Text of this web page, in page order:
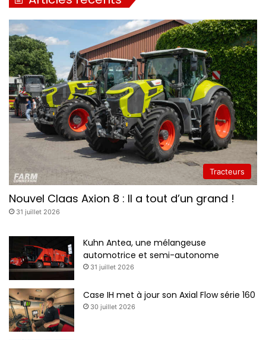
Tracteurs
Nouvel Claas Axion 8 : Il a tout d’un grand !
31 juillet 2026
Kuhn Antea, une mélangeuse
automotrice et semi-autonome
31 juillet 2026
Case IH met à jour son Axial Flow série 160
30 juillet 2026